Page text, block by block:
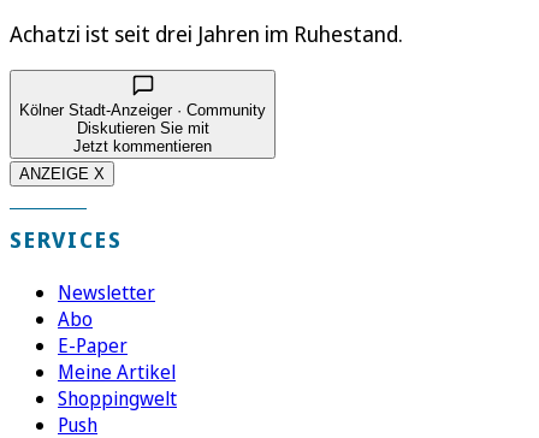
Achatzi ist seit drei Jahren im Ruhestand.
Kölner Stadt-Anzeiger · Community
Diskutieren Sie mit
Jetzt kommentieren
ANZEIGE X
SERVICES
Newsletter
Abo
E-Paper
Meine Artikel
Shoppingwelt
Push